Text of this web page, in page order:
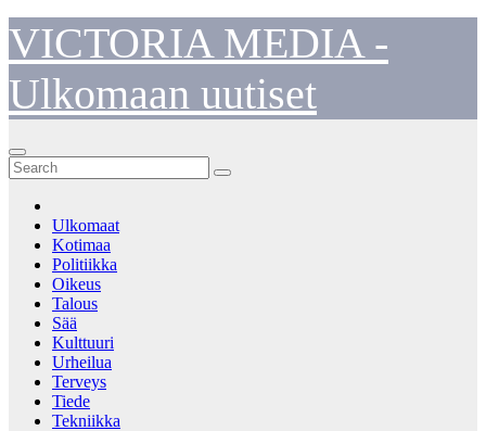
Skip
to
content
VICTORIA MEDIA -
Ulkomaan uutiset
Ulkomaat
Kotimaa
Politiikka
Oikeus
Talous
Sää
Kulttuuri
Urheilua
Terveys
Tiede
Tekniikka